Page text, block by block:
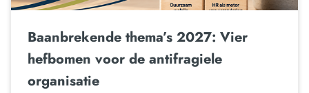
Baanbrekende thema’s 2027: Vier
hefbomen voor de antifragiele
organisatie